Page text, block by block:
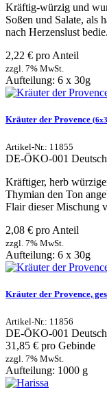
Kräftig-würzig und
Soßen und Salate, als
nach Herzenslust
2,22 € pro Anteil
zzgl. 7% MwSt.
Aufteilung: 6 x 30g
Kräuter der Provence
Artikel-Nr.: 11855
DE-ÖKO-001
Kräftiger, herb
Thymian den Ton
Flair dieser Mischung
2,08 € pro Anteil
zzgl. 7% MwSt.
Aufteilung: 6 x 30g
Kräuter der Provence,
Artikel-Nr.: 11856
DE-ÖKO-001
31,85 € pro Gebinde
zzgl. 7% MwSt.
Aufteilung: 1000 g